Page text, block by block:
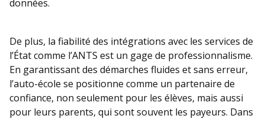
données.
De plus, la fiabilité des intégrations avec les services de
l’État comme l’ANTS est un gage de professionnalisme.
En garantissant des démarches fluides et sans erreur,
l’auto-école se positionne comme un partenaire de
confiance, non seulement pour les élèves, mais aussi
pour leurs parents, qui sont souvent les payeurs. Dans